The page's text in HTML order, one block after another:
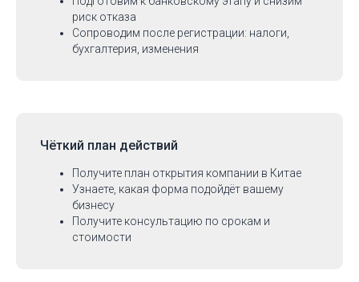
риск отказа
Сопроводим после регистрации: налоги,
бухгалтерия, изменения
Чёткий план действий
Получите план открытия компании в Китае
Узнаете, какая форма подойдёт вашему
бизнесу
Получите консультацию по срокам и
стоимости